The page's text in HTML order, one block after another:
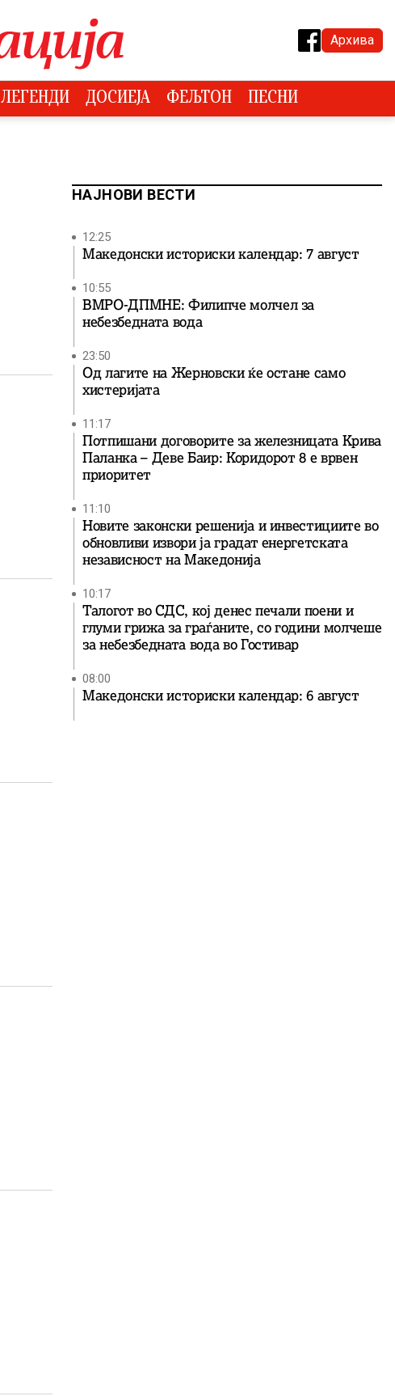
Архива
ЛЕГЕНДИ ДОСИЕЈА ФЕЉТОН ПЕСНИ
НАЈНОВИ ВЕСТИ
12:25
Македонски историски календар: 7 август
10:55
ВМРО-ДПМНЕ: Филипче молчел за
небезбедната вода
23:50
Од лагите на Жерновски ќе остане само
хистеријата
11:17
Потпишани договорите за железницата Крива
Паланка – Деве Баир: Коридорот 8 е врвен
приоритет
11:10
Новите законски решенија и инвестициите во
обновливи извори ја градат енергетската
независност на Македонија
10:17
Талогот во СДС, кој денес печали поени и
глуми грижа за граѓаните, со години молчеше
за небезбедната вода во Гостивар
08:00
Македонски историски календар: 6 август